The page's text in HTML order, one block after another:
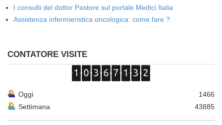
I consulti del dottor Pastore sul portale Medici Italia
Assistenza infermieristica oncologica: come fare ?
CONTATORE VISITE
Oggi
1466
Settimana
43885